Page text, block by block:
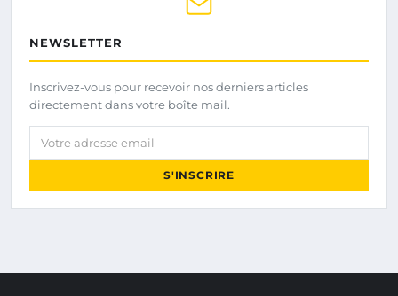
NEWSLETTER
Inscrivez-vous pour recevoir nos derniers articles
directement dans votre boîte mail.
Votre adresse email
S'INSCRIRE